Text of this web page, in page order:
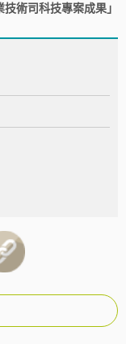
術司科技專案成果」